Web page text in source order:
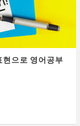
으로 영어공부